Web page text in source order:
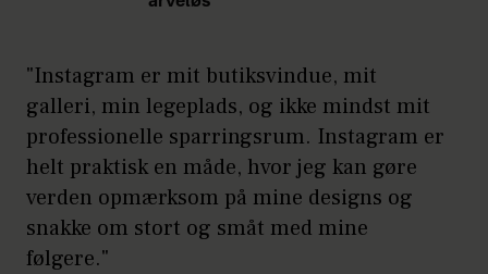
"Instagram er mit butiksvindue, mit
galleri, min legeplads, og ikke mindst mit
professionelle sparringsrum. Instagram er
helt praktisk en måde, hvor jeg kan gøre
verden opmærksom på mine designs og
snakke om stort og småt med mine
følgere."